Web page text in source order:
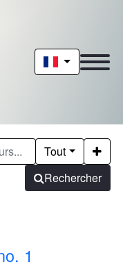
Tout
Rechercher
1